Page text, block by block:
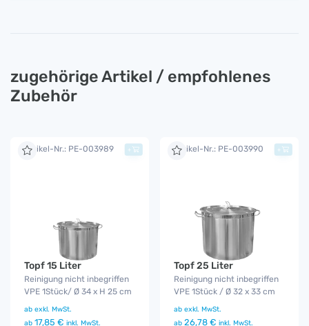
zugehörige Artikel / empfohlenes
Zubehör
Artikel-Nr.: PE-003989
Topf 15 Liter
Reinigung nicht inbegriffen
VPE 1Stück/ Ø 34 x H 25 cm
ab exkl. MwSt.
ab 17,85 € inkl. MwSt.
+ Artikel-Nr.: PE-003990
Topf 25 Liter
Reinigung nicht inbegriffen
VPE 1Stück / Ø 32 x 33 cm
ab exkl. MwSt.
ab 26,78 € inkl. MwSt.
+